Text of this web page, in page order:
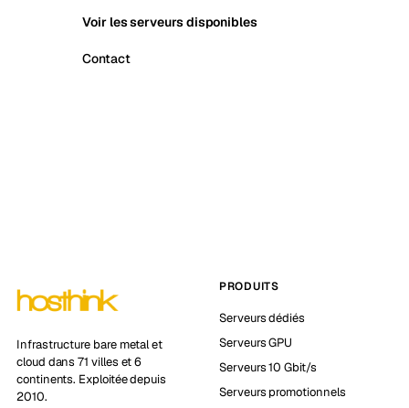
Voir les serveurs disponibles
Contact
Infrastructure bare metal et
cloud dans 71 villes et 6
continents. Exploitée depuis
2010.
PRODUITS
Serveurs dédiés
Serveurs GPU
Serveurs 10 Gbit/s
Serveurs promotionnels